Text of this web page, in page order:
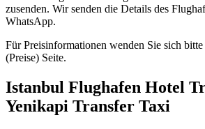
zusenden. Wir senden die Details des
WhatsApp.
Für Preisinformationen wenden Sie sich
(Preise) Seite.
Istanbul Flughafen Hotel
Yenikapi Transfer Taxi